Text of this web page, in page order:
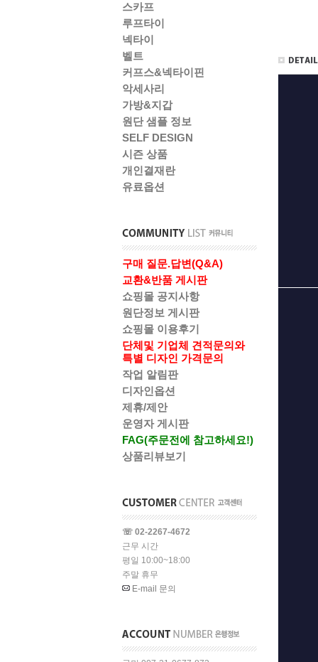
스카프
루프타이
넥타이
벨트
커프스&넥타이핀
악세사리
가방&지갑
원단 샘플 정보
SELF DESIGN
시즌 상품
개인결재란
유료옵션
구매 질문.답변(Q&A)
교환&반품 게시판
쇼핑몰 공지사항
원단정보 게시판
쇼핑몰 이용후기
단체및 기업체 견적문의와
특별 디자인 가격문의
작업 알림판
디자인옵션
제휴/제안
운영자 게시판
FAG(주문전에 참고하세요!)
상품리뷰보기
☏ 02-2267-4672
근무 시간
평일 10:00~18:00
주말 휴무
E-mail 문의